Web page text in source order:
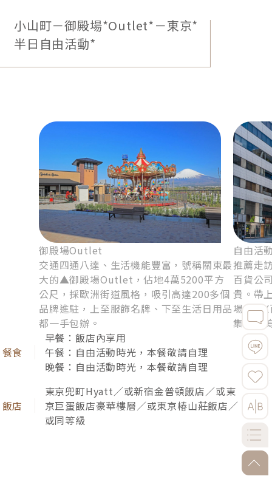
10-11月限定．大石公園掃帚草
圓滾滾的掃帚草簇成纍纍荔枝，涼風搖曳如夢芳華景
緻，緋紅的寶光位列秋季名景之一。
紅袖翩翩．久保田一竹美術館
展示豐富華麗和服的美術館，改良傳統的染印技術。
館前花園閃動玲瓏骰子般輕盈的紅楓，搖盪一番袖舞
相思。
小山町－御殿場*Outlet*－東京*
半日自由活動*
御殿場Outlet
交通四通八達、生活機能豐富，號稱關東最
大的▲御殿場Outlet，佔地4萬5200平方
公尺，採歐洲街道風格，吸引高達200多個
品牌進駐，上至服飾名牌、下至生活日用品
都一手包辦。
自由活
推薦走
百貨公
貴。帶
場、
集各種
早餐：飯店內享用
午餐：自由活動時光，本餐敬請自理
晚餐：自由活動時光，本餐敬請自理
東京兜町Hyatt／或新宿金普頓飯店／或東
京巨蛋飯店豪華樓層／或東京椿山莊飯店／
或同等級
go-